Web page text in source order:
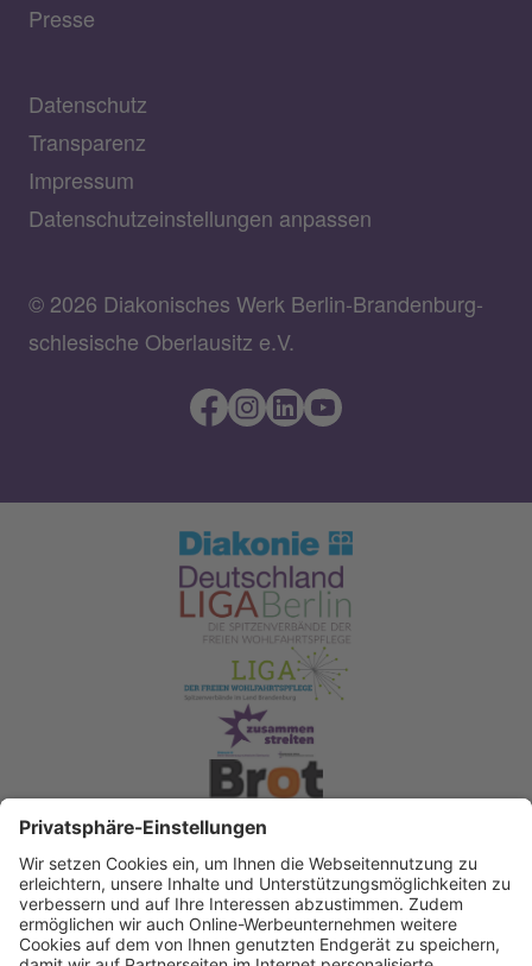
Presse
Datenschutz
Transparenz
Impressum
Datenschutzeinstellungen anpassen
© 2026 Diakonisches Werk Berlin-Brandenburg-
schlesische Oberlausitz e.V.
Spendenkonto Diakonisches Werk Berlin-